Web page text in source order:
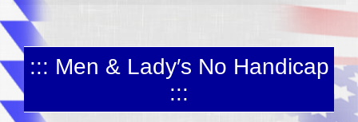
::: Men & Lady′s No Handicap
:::